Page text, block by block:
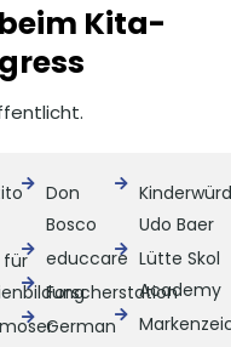
Kita-
für
Don
Bosco
educcare
Forscherstation
German
Udo Baer
Lütte Skol
Academy